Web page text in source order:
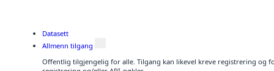
Datasett
Allmenn tilgang
Offentlig tilgjengelig for alle. Tilgang kan likevel kreve registrering og